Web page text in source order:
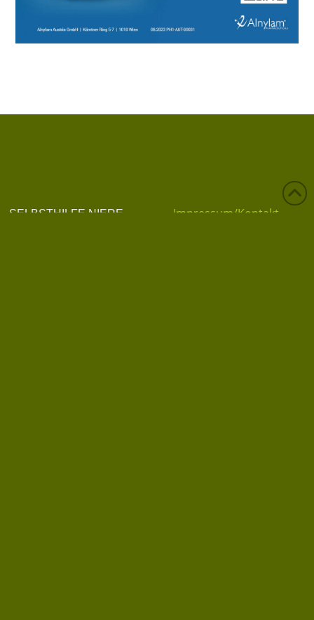
SELBSTHILFE NIERE
Impressum/Kontakt